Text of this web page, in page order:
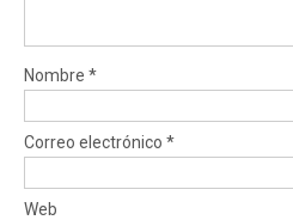
Nombre *
Correo electrónico *
Web